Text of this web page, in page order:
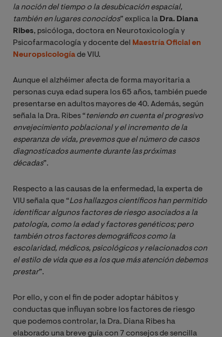
la noción del tiempo o la desubicación espacial,
también en lugares conocidos” explica la Dra. Diana
Ribes, psicóloga, doctora en Neurotoxicología y
Psicofarmacología y docente del
Maestría Oficial en
Neuropsicologíade VIU.
Aunque el alzhéimer afecta de forma mayoritaria a
personas cuya edad supera los 65 años, también puede
presentarse en adultos mayores de 40. Además, según
señala la Dra. Ribes “teniendo en cuenta el progresivo
envejecimiento poblacional y el incremento de la
esperanza de vida, prevemos que el número de casos
diagnosticados aumente durante las próximas
décadas”.
Respecto a las causas de la enfermedad, la experta de
VIU señala que “Los hallazgos científicos han permitido
identificar algunos factores de riesgo asociados a la
patología, como la edad y factores genéticos; pero
también otros factores demográficos como la
escolaridad, médicos, psicológicos y relacionados con
el estilo de vida que es a los que más atención debemos
prestar”.
Por ello, y con el fin de poder adoptar hábitos y
conductas que influyan sobre los factores de riesgo
que podemos controlar, la Dra. Diana Ribes ha
elaborado una breve guía con 7 consejos de sencilla